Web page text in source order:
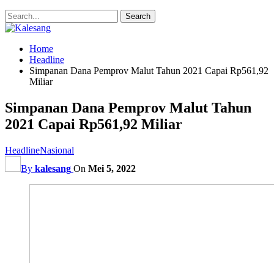
Home
Headline
Simpanan Dana Pemprov Malut Tahun 2021 Capai Rp561,92
Miliar
Simpanan Dana Pemprov Malut Tahun
2021 Capai Rp561,92 Miliar
HeadlineNasional
By kalesang On Mei 5, 2022